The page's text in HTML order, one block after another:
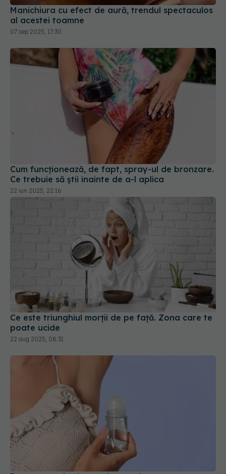
07 sep 2025, 17:30
Cum funcționează, de fapt, spray-ul de bronzare.
Ce trebuie să știi înainte de a-l aplica
Ce este triunghiul morții de pe față. Zona care te
poate ucide
22 aug 2025, 08:31
De ce transpirația nu miroase și cum apare
mirosul corporal
20 dec 2025, 10:00